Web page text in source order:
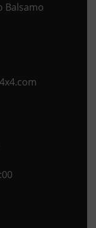
Balsamo
Opens